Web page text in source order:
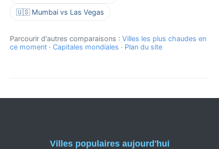
🇺🇸 Mumbai vs Las Vegas
Parcourir d'autres comparaisons : Villes les plus chaudes en
ce moment · Capitales mondiales · Plan du site
Villes populaires aujourd'hui